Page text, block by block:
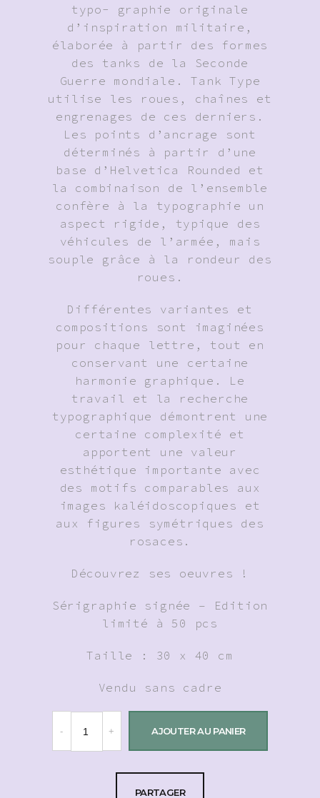
typo- graphie originale
d’inspiration militaire,
élaborée à partir des formes
des tanks de la Seconde
Guerre mondiale. Tank Type
utilise les roues, chaînes et
engrenages de ces derniers.
Les points d’ancrage sont
déterminés à partir d’une
base d’Helvetica Rounded et
la combinaison de l’ensemble
confère à la typographie un
aspect rigide, typique des
véhicules de l’armée, mais
souple grâce à la rondeur des
roues.
Différentes variantes et
compositions sont imaginées
pour chaque lettre, tout en
conservant une certaine
harmonie graphique. Le
travail et la recherche
typographique démontrent une
certaine complexité et
apportent une valeur
esthétique importante avec
des motifs comparables aux
images kaléidoscopiques et
aux figures symétriques des
rosaces.
Découvrez ses oeuvres !
Sérigraphie signée – Edition
limité à 50 pcs
Taille : 30 x 40 cm
Vendu sans cadre
AJOUTER AU PANIER
PARTAGER